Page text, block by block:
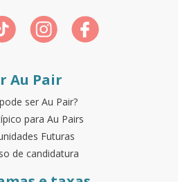
Au Pair
ser Au Pair?
para Au Pairs
Futuras
de candidatura